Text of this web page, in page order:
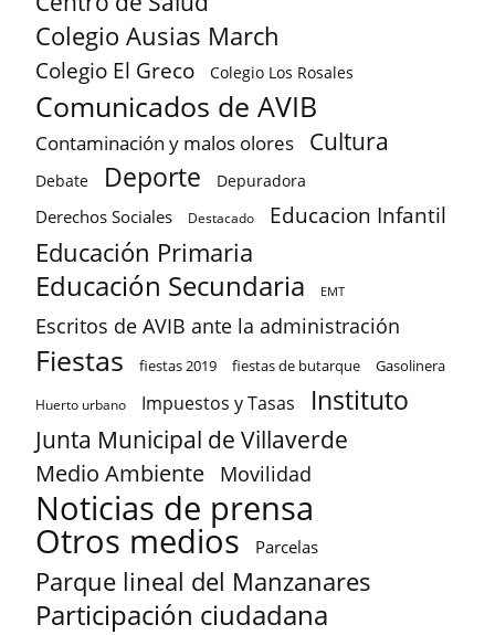
Colegio Ausias March
Colegio El Greco Colegio Los Rosales
Comunicados de AVIB
Contaminación y malos olores Cultura
Debate Deporte Depuradora
Derechos Sociales Destacado Educacion Infantil
Educación Primaria
Educación Secundaria EMT
Escritos de AVIB ante la administración
Fiestas fiestas 2019 fiestas de butarque Gasolinera
Huerto urbano Impuestos y Tasas Instituto
Junta Municipal de Villaverde
Medio Ambiente Movilidad
Noticias de prensa
Otros medios Parcelas
Parque lineal del Manzanares
Participación ciudadana